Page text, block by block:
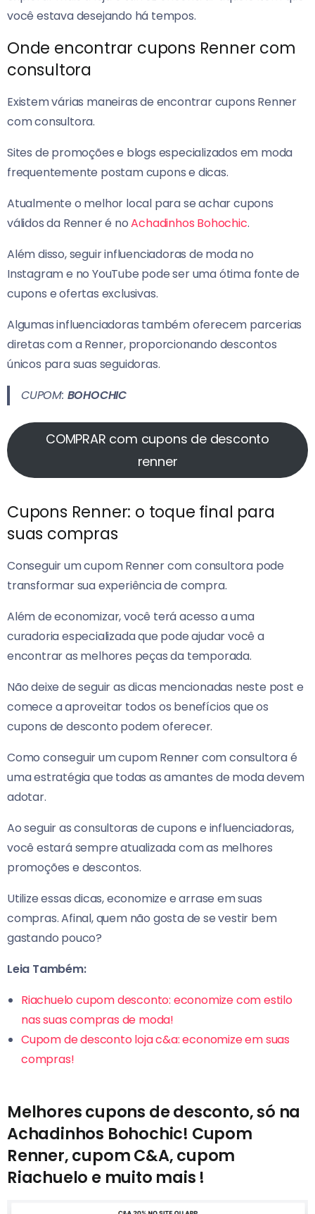
você estava desejando há tempos.
Onde encontrar cupons Renner com
consultora
Existem várias maneiras de encontrar cupons Renner
com consultora.
Sites de promoções e blogs especializados em moda
frequentemente postam cupons e dicas.
Atualmente o melhor local para se achar cupons
válidos da Renner é noAchadinhos Bohochic.
Além disso, seguir influenciadoras de moda no
Instagram e no YouTube pode ser uma ótima fonte de
cupons e ofertas exclusivas.
Algumas influenciadoras também oferecem parcerias
diretas com a Renner, proporcionando descontos
únicos para suas seguidoras.
CUPOM: BOHOCHIC
COMPRAR com cupons de desconto
renner
Cupons Renner: o toque final para
suas compras
Conseguir um cupom Renner com consultora pode
transformar sua experiência de compra.
Além de economizar, você terá acesso a uma
curadoria especializada que pode ajudar você a
encontrar as melhores peças da temporada.
Não deixe de seguir as dicas mencionadas neste post e
comece a aproveitar todos os benefícios que os
cupons de desconto podem oferecer.
Como conseguir um cupom Renner com consultora é
uma estratégia que todas as amantes de moda devem
adotar.
Ao seguir as consultoras de cupons e influenciadoras,
você estará sempre atualizada com as melhores
promoções e descontos.
Utilize essas dicas, economize e arrase em suas
compras.Afinal, quem não gosta de se vestir bem
gastando pouco?
Leia Também:
Riachuelo cupom desconto: economize com estilo
nas suas compras de moda!
Cupom de desconto loja c&a: economize em suas
compras!
Melhores cupons de desconto, só na
Achadinhos Bohochic! Cupom
Renner, cupom C&A, cupom
Riachuelo e muito mais !